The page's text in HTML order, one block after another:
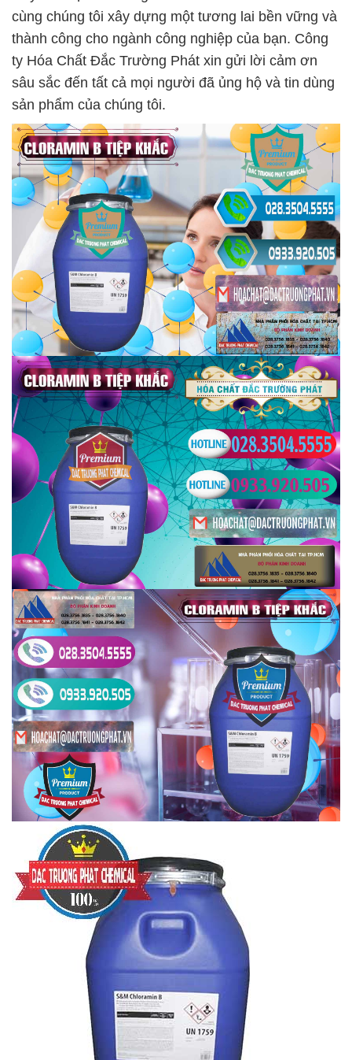
cùng chúng tôi xây dựng một tương lai bền vững và
thành công cho ngành công nghiệp của bạn. Công
ty Hóa Chất Đắc Trường Phát xin gửi lời cảm ơn
sâu sắc đến tất cả mọi người đã ủng hộ và tin dùng
sản phẩm của chúng tôi.